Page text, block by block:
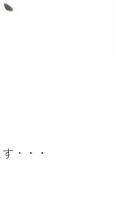
・・・